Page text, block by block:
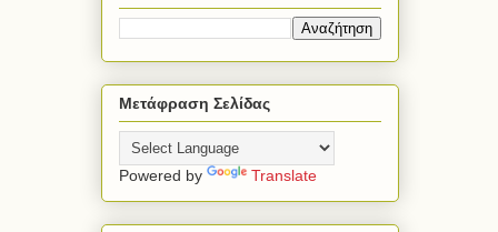
Μετάφραση Σελίδας
Powered by Translate